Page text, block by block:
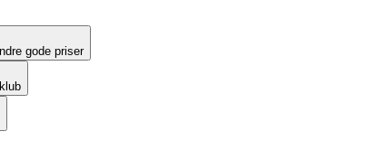
gode priser